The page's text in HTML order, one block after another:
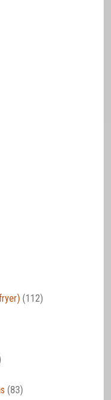
(112)
(83)